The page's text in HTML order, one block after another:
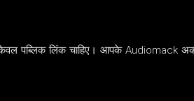
पब्लिक लिंक चाहिए। आपके Audiomack